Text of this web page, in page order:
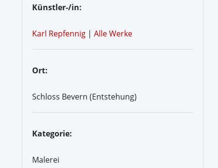
Künstler-/in:
Karl Repfennig | Alle Werke
Ort:
Schloss Bevern (Entstehung)
Kategorie:
Malerei